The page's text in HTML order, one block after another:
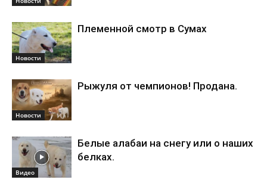
Новости
Племенной смотр в Сумах
Новости
Рыжуля от чемпионов! Продана.
Видео
Белые алабаи на снегу или о наших
белках.